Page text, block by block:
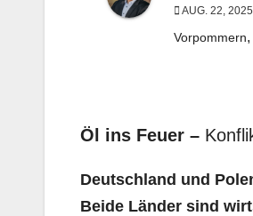
AUG. 22, 2025
Vorpommern,
Öl ins Feuer –
Deutschland und
Beide Länder sind